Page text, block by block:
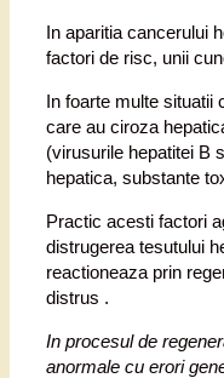
In aparitia cancerului
factori de risc, unii
In foarte multe situatii
care au ciroza
(virusurile hepatitei B
hepatica, substante
Practic acesti factori
distrugerea tesutului
reactioneaza prin
distrus .
In procesul de
anormale cu erori